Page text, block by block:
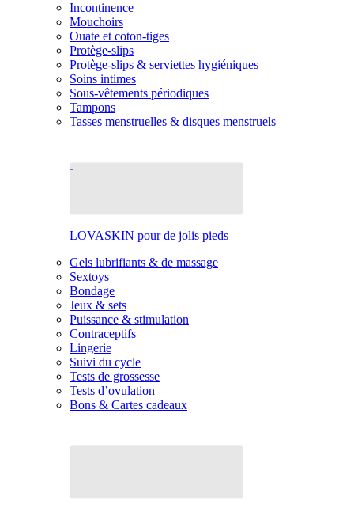
Incontinence
Mouchoirs
Ouate et coton-tiges
Protège-slips
Protège-slips & serviettes hygiéniques
Soins intimes
Sous-vêtements périodiques
Tampons
Tasses menstruelles & disques menstruels
LOVASKIN pour de jolis pieds
Gels lubrifiants & de massage
Sextoys
Bondage
Jeux & sets
Puissance & stimulation
Contraceptifs
Lingerie
Suivi du cycle
Tests de grossesse
Tests d’ovulation
Bons & Cartes cadeaux